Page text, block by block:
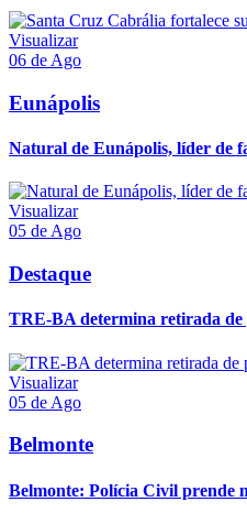
Visualizar
06 de Ago
Eunápolis
Natural de Eunápolis, líder de
Visualizar
05 de Ago
Destaque
TRE-BA determina retirada de
Visualizar
05 de Ago
Belmonte
Belmonte: Polícia Civil prende